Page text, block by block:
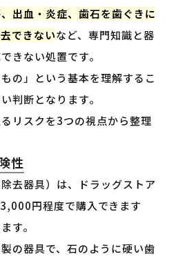
出血・炎症、歯石を歯ぐきに
できないなど、専門知識と器
きない処置です。
の」という基本を理解するこ
判断となります。
リスクを3つの視点から整理
性
去器具）は、ドラッグストア
円程度で購入できます
す。
の器具で、石のように硬い歯